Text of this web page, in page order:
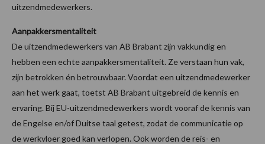
uitzendmedewerkers.
Aanpakkersmentaliteit
De uitzendmedewerkers van AB Brabant zijn vakkundig en
hebben een echte aanpakkersmentaliteit. Ze verstaan hun vak,
zijn betrokken én betrouwbaar. Voordat een uitzendmedewerker
aan het werk gaat, toetst AB Brabant uitgebreid de kennis en
ervaring. Bij EU-uitzendmedewerkers wordt vooraf de kennis van
de Engelse en/of Duitse taal getest, zodat de communicatie op
de werkvloer goed kan verlopen. Ook worden de reis- en